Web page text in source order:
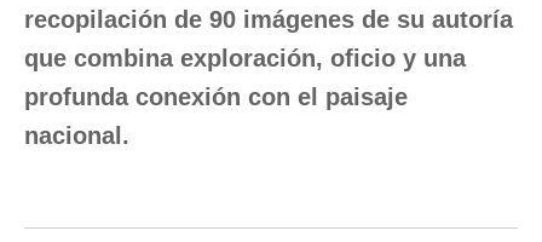
recopilación de 90 imágenes de su autoría
que combina exploración, oficio y una
profunda conexión con el paisaje
nacional.